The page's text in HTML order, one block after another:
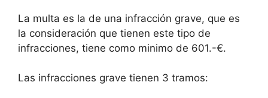
La multa es la de una infracción grave, que es
la consideración que tienen este tipo de
infracciones, tiene como minimo de 601.-€.
Las infracciones grave tienen 3 tramos: